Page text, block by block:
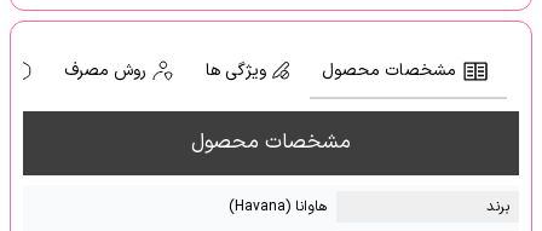
مشخصات محصول ویژگی ها روش مصرف
مشخصات محصول
برند
هاوانا (Havana)